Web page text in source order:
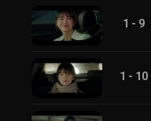
1 - 9
1 - 10